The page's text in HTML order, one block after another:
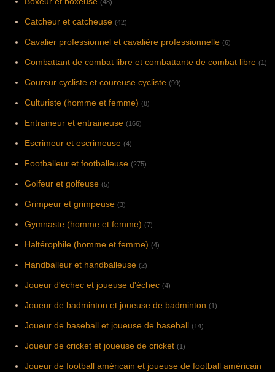
(48)
Catcheur et catcheuse (42)
Cavalier professionnel et cavalière professionnelle (6)
Combattant de combat libre et combattante de combat libre (1)
Coureur cycliste et coureuse cycliste (99)
Culturiste (homme et femme) (8)
Entraineur et entraineuse (166)
Escrimeur et escrimeuse (4)
Footballeur et footballeuse (275)
Golfeur et golfeuse (5)
Grimpeur et grimpeuse (3)
Gymnaste (homme et femme) (7)
Haltérophile (homme et femme) (4)
Handballeur et handballeuse (2)
Joueur d'échec et joueuse d'échec (4)
Joueur de badminton et joueuse de badminton (1)
Joueur de baseball et joueuse de baseball (14)
Joueur de cricket et joueuse de cricket (1)
Joueur de football américain et joueuse de football américain